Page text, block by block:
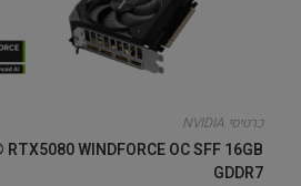
כרטיסי NVIDIA
WINDFORCE OC SFF 16GB
GDDR7